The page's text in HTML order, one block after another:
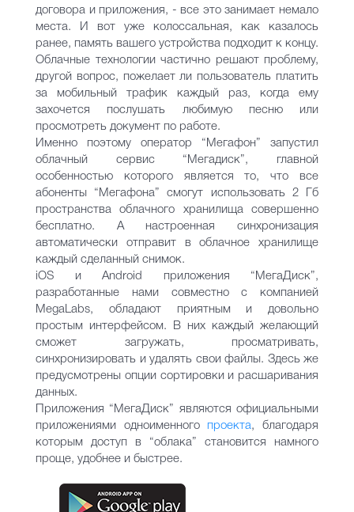
договора и приложения, - все это занимает немало
места. И вот уже колоссальная, как казалось
ранее, память вашего устройства подходит к концу.
Облачные технологии частично решают проблему,
другой вопрос, пожелает ли пользователь платить
за мобильный трафик каждый раз, когда ему
захочется послушать любимую песню или
просмотреть документ по работе.
Именно поэтому оператор “Мегафон” запустил
облачный сервис “Мегадиск”, главной
особенностью которого является то, что все
абоненты “Мегафона” смогут использовать 2 Гб
пространства облачного хранилища совершенно
бесплатно. А настроенная синхронизация
автоматически отправит в облачное хранилище
каждый сделанный снимок.
iOS и Android приложения “МегаДиск”,
разработанные нами совместно с компанией
MegaLabs, обладают приятным и довольно
простым интерфейсом. В них каждый желающий
сможет загружать, просматривать,
синхронизировать и удалять свои файлы. Здесь же
предусмотрены опции сортировки и расшаривания
данных.
Приложения “МегаДиск” являются официальными
приложениями одноименногопроекта, благодаря
которым доступ в “облака” становится намного
проще, удобнее и быстрее.